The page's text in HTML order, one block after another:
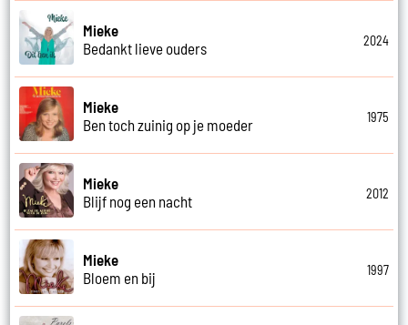
Mieke
Bedankt lieve ouders
2024
Mieke
Ben toch zuinig op je moeder
1975
Mieke
Blijf nog een nacht
2012
Mieke
Bloem en bij
1997